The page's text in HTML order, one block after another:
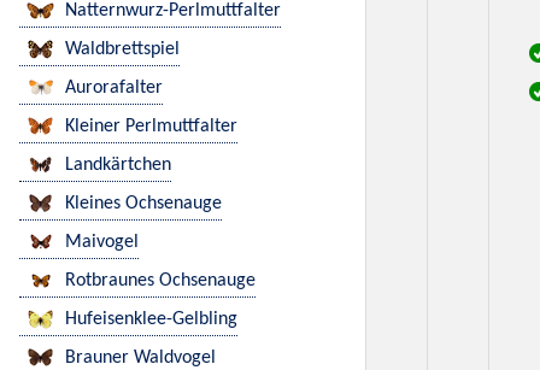
Natternwurz-Perlmuttfalter
Waldbrettspiel
Aurorafalter
Kleiner Perlmuttfalter
Landkärtchen
Kleines Ochsenauge
Maivogel
Rotbraunes Ochsenauge
Hufeisenklee-Gelbling
Brauner Waldvogel